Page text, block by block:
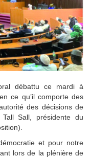
débattu ce mardi à
ce qu’il comporte des
des décisions de
Sall, présidente du
et pour notre
lors de la plénière de